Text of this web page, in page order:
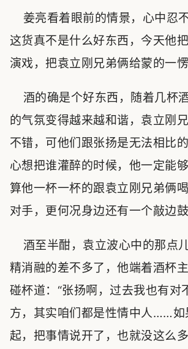
姜亮看着眼前的情景，心中忍
这货真不是什么好东西，今天他
演戏，把袁立刚兄弟俩给蒙的一愣
酒的确是个好东西，随着几杯
的气氛变得越来越和谐，袁立刚
不错，可他们跟张扬是无法相比
心想把谁灌醉的时候，他一定能
算他一杯一杯的跟袁立刚兄弟俩
对手，更何况身边还有一个敲边鼓
酒至半酣，袁立波心中的那点
精消融的差不多了，他端着酒杯
碰杯道：“张扬啊，过去我也有对
方，其实咱们都是性情中人……如
起，把事情说开了，也就没这么